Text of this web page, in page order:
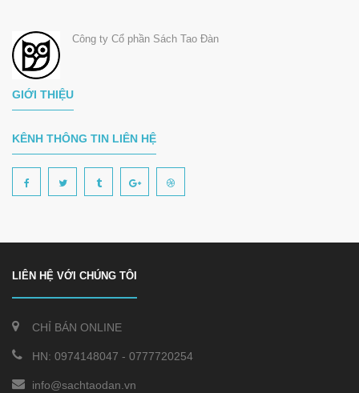
GIỚI THIỆU
Công ty Cổ phần Sách Tao Đàn
KÊNH THÔNG TIN LIÊN HỆ
LIÊN HỆ VỚI CHÚNG TÔI
CHỈ BÁN ONLINE
HN: 0974148047 - 0777720254
info@sachtaodan.vn